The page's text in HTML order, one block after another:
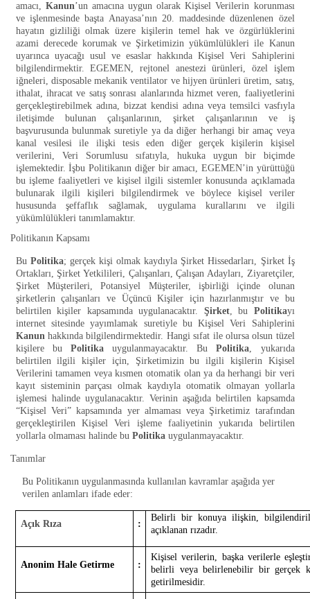
amacı, Kanun’un amacına uygun olarak Kişisel Verilerin korunması
ve işlenmesinde başta Anayasa’nın 20. maddesinde düzenlenen özel
hayatın gizliliği olmak üzere kişilerin temel hak ve özgürlüklerini
azami derecede korumak ve Şirketimizin yükümlülükleri ile Kanun
uyarınca uyacağı usul ve esaslar hakkında Kişisel Veri Sahiplerini
bilgilendirmektir. EGEMEN, rejtonel anestezi ürünleri, özel işlem
iğneleri, disposable mekanik ventilator ve hijyen ürünleri üretim, satış,
ithalat, ihracat ve satış sonrası alanlarında hizmet veren, faaliyetlerini
gerçekleştirebilmek adına, bizzat kendisi adına veya temsilci vasfıyla
iletişimde bulunan çalışanlarının, şirket çalışanlarının ve iş
başvurusunda bulunmak suretiyle ya da diğer herhangi bir amaç veya
kanal vesilesi ile ilişki tesis eden diğer gerçek kişilerin kişisel
verilerini, Veri Sorumlusu sıfatıyla, hukuka uygun bir biçimde
işlemektedir. İşbu Politikanın diğer bir amacı, EGEMEN’in yürüttüğü
bu işleme faaliyetleri ve kişisel ilgili sistemler konusunda açıklamada
bulunarak ilgili kişileri bilgilendirmek ve böylece kişisel veriler
hususunda şeffaflık sağlamak, uygulama kurallarını ve ilgili
yükümlülükleri tanımlamaktır.
Politikanın Kapsamı
Bu Politika; gerçek kişi olmak kaydıyla Şirket Hissedarları, Şirket İş
Ortakları, Şirket Yetkilileri, Çalışanları, Çalışan Adayları, Ziyaretçiler,
Şirket Müşterileri, Potansiyel Müşteriler, işbirliği içinde olunan
şirketlerin çalışanları ve Üçüncü Kişiler için hazırlanmıştır ve bu
belirtilen kişiler kapsamında uygulanacaktır. Şirket, bu Politikayı
internet sitesinde yayımlamak suretiyle bu Kişisel Veri Sahiplerini
Kanunhakkında bilgilendirmektedir. Hangi sıfat ile olursa olsun tüzel
kişilere buPolitikauygulanmayacaktır. BuPolitika, yukarıda
belirtilen ilgili kişiler için, Şirketimizin bu ilgili kişilerin Kişisel
Verilerini tamamen veya kısmen otomatik olan ya da herhangi bir veri
kayıt sisteminin parçası olmak kaydıyla otomatik olmayan yollarla
işlemesi halinde uygulanacaktır. Verinin aşağıda belirtilen kapsamda
“Kişisel Veri” kapsamında yer almaması veya Şirketimiz tarafından
gerçekleştirilen Kişisel Veri işleme faaliyetinin yukarıda belirtilen
yollarla olmaması halinde bu Politika uygulanmayacaktır.
Tanımlar
Bu Politikanın uygulanmasında kullanılan kavramlar aşağıda yer
verilen anlamları ifade eder:
Açık Rıza :
Belirli bir konuya ilişkin,
açıklanan rızadır.
Anonim Hale Getirme :
Kişisel verilerin, başka verilerle
belirli veya belirlenebilir bir gerçek
getirilmesidir.